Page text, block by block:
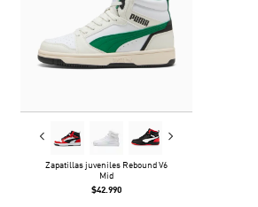
Zapatillas juveniles Rebound V6
Mid
$42.990